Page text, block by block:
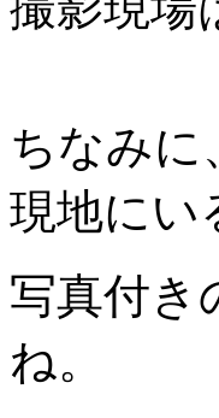
ちなみに
現地にい
写真付き
ね。